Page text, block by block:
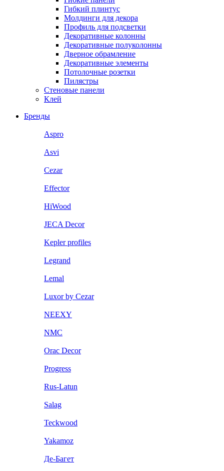
Гибкий плинтус
Молдинги для декора
Профиль для подсветки
Декоративные колонны
Декоративные полуколонны
Дверное обрамление
Декоративные элементы
Потолочные розетки
Пилястры
Стеновые панели
Клей
Бренды
Aspro
Asvi
Cezar
Effector
HiWood
JECA Decor
Kepler profiles
Legrand
Lemal
Luxor by Cezar
NEEXY
NMC
Orac Decor
Progress
Rus-Latun
Salag
Teckwood
Yakamoz
Де-Багет